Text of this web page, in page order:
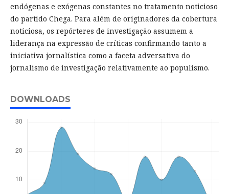
endógenas e exógenas constantes no tratamento noticioso
do partido Chega. Para além de originadores da cobertura
noticiosa, os repórteres de investigação assumem a
liderança na expressão de críticas confirmando tanto a
iniciativa jornalística como a faceta adversativa do
jornalismo de investigação relativamente ao populismo.
DOWNLOADS